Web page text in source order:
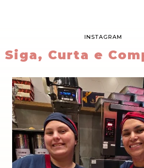
INSTAGRAM
Siga, Curta e